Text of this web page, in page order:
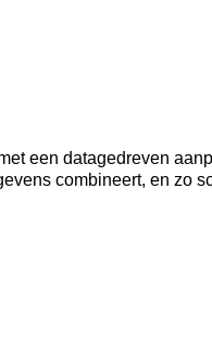
een datagedreven
combineert, en zo